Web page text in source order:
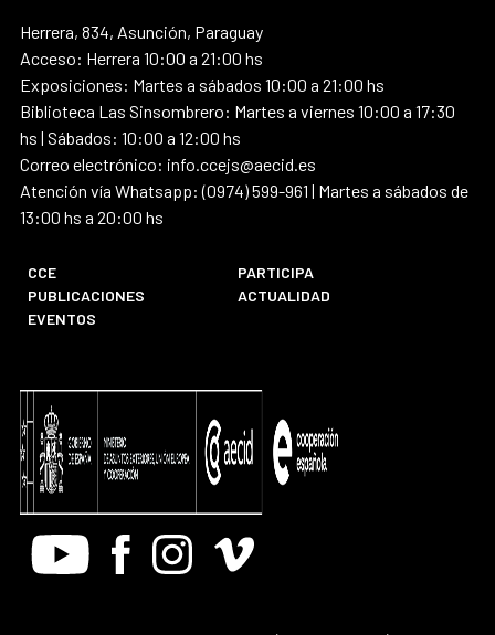
Herrera, 834, Asunción, Paraguay
Acceso: Herrera 10:00 a 21:00 hs
Exposiciones: Martes a sábados 10:00 a 21:00 hs
Biblioteca Las Sinsombrero: Martes a viernes 10:00 a 17:30
hs | Sábados: 10:00 a 12:00 hs
Correo electrónico: info.ccejs@aecid.es
Atención vía Whatsapp: (0974) 599-961 | Martes a sábados de
13:00 hs a 20:00 hs
CCE
PARTICIPA
PUBLICACIONES
ACTUALIDAD
EVENTOS
Youtube FacebookInstagram
Vimeo